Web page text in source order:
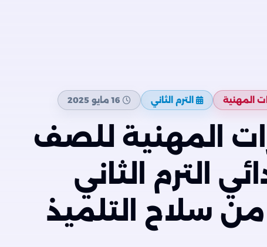
المهنية الترم الثاني 16 مايو 2025
المهنية للصف
الترم الثاني